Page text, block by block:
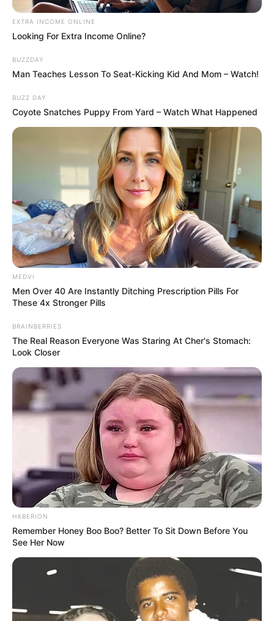
EXTRA INCOME ONLINE
Looking For Extra Income Online?
BUZZDAY
Man Teaches Lesson To Seat-Kicking Kid And Mom – Watch!
BUZZ DAY
Coyote Snatches Puppy From Yard – Watch What Happened
MEDVI
Men Over 40 Are Instantly Ditching Prescription Pills For
These 4x Stronger Pills
BRAINBERRIES
The Real Reason Everyone Was Staring At Cher's Stomach:
Look Closer
HABERION
Remember Honey Boo Boo? Better To Sit Down Before You
See Her Now